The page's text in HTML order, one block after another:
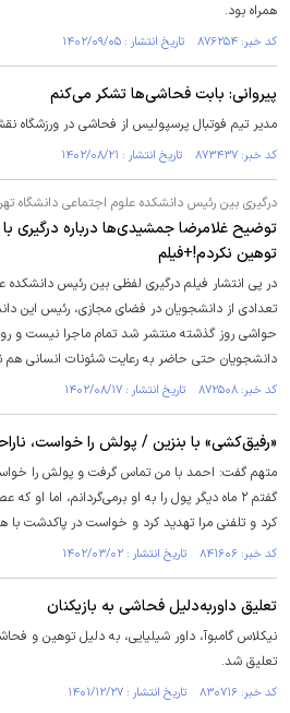
همراه بود.
کد خبر: ۸۷۶۲۵۴ تاریخ انتشار : ۱۴۰۲/۰۹/۰۵
پیروانی: بابت فحاشی‌ها تشکر می‌کنم
مدیر تیم فوتبال پرسپولیس از فحاشی در ورزشگاه
کد خبر: ۸۷۳۴۳۷ تاریخ انتشار : ۱۴۰۲/۰۸/۲۱
درگیری بین رئیس دانشکده علوم اجتماعی دانشگاه
توضیح غلامرضا جمشیدی‌ها درباره درگیری
توهین نکردم!+فیلم
در پی انتشار فیلم درگیری لفظی بین رئیس دانشکده
تعدادی از دانشجویان در فضای مجازی، رئیس این
حواشی روز گذشته منتشر شد تمام ماجرا نیست و
دانشجویان حتی حاضر به رعایت شئونات انسانی هم
کد خبر: ۸۷۲۵۰۸ تاریخ انتشار : ۱۴۰۲/۰۸/۱۷
«رفیق‌کشی» با بنزین / پولش را خواست،
متهم گفت: احمد با من تماس گرفت و پولش را
گفتم ۲ ماه دیگر پول را به او برمی‌گردانم، اما
کرد و تلفنی مرا تهدید کرد و خواست در پاکدشت با
کد خبر: ۸۴۱۶۰۶ تاریخ انتشار : ۱۴۰۲/۰۳/۰۲
تعلیق داوربه‌دلیل فحاشی به بازیکنان
نیکلاس گامبوآ، داور شیلیایی، به دلیل توهین و
تعلیق شد.
کد خبر: ۸۳۰۷۱۶ تاریخ انتشار : ۱۴۰۱/۱۲/۲۷